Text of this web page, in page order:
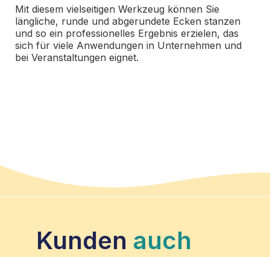
Mit diesem vielseitigen Werkzeug können Sie
längliche, runde und abgerundete Ecken stanzen
und so ein professionelles Ergebnis erzielen, das
sich für viele Anwendungen in Unternehmen und
bei Veranstaltungen eignet.
Kunden auch